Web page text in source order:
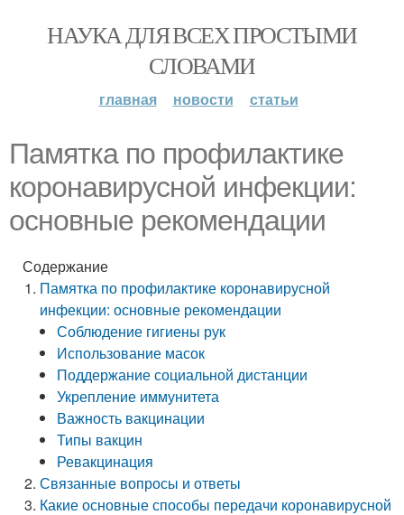
НАУКА ДЛЯ ВСЕХ ПРОСТЫМИ
СЛОВАМИ
главная новости статьи
Памятка по профилактике
коронавирусной инфекции:
основные рекомендации
Содержание
Памятка по профилактике коронавирусной
инфекции: основные рекомендации
Соблюдение гигиены рук
Использование масок
Поддержание социальной дистанции
Укрепление иммунитета
Важность вакцинации
Типы вакцин
Ревакцинация
Связанные вопросы и ответы
Какие основные способы передачи коронавирусной